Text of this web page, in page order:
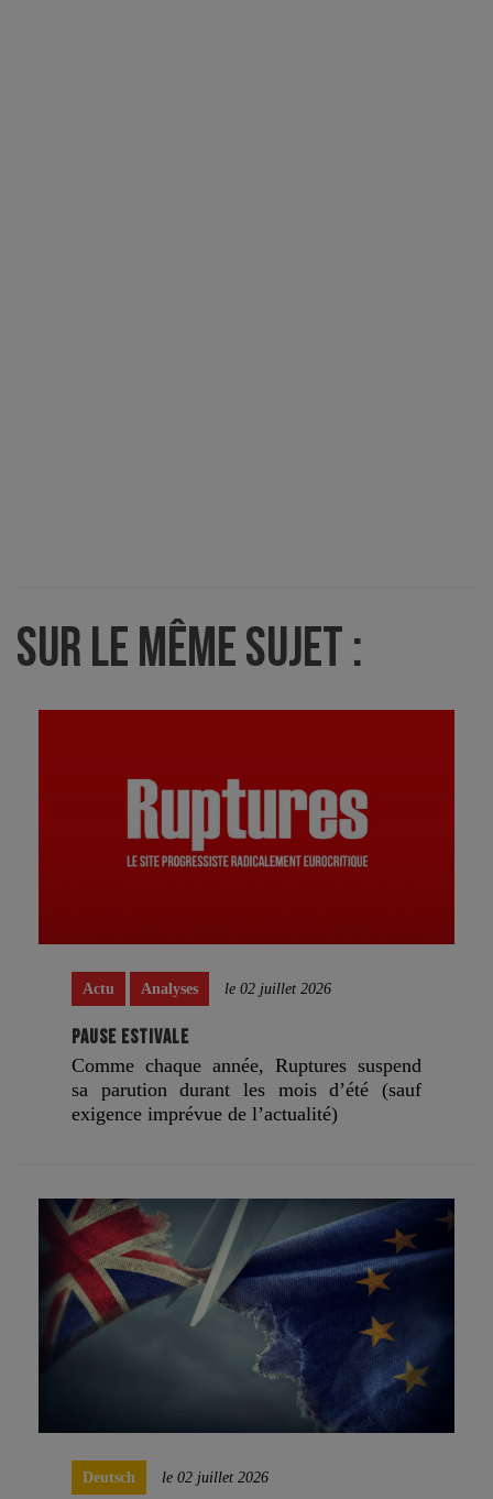
SUR LE MÊME SUJET :
Actu Analyses le 02 juillet 2026
PAUSE ESTIVALE
Comme chaque année, Ruptures suspend
sa parution durant les mois d’été (sauf
exigence imprévue de l’actualité)
Deutsch le 02 juillet 2026